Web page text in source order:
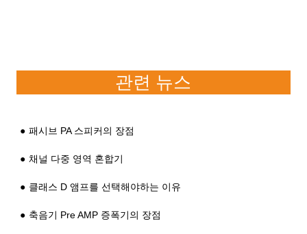
관련 뉴스
패시브 PA 스피커의 장점
채널 다중 영역 혼합기
클래스 D 앰프를 선택해야하는 이유
축음기 Pre AMP 증폭기의 장점